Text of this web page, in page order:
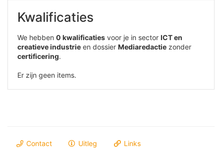
Kwalificaties
We hebben 0 kwalificaties voor je in sector ICT en
creatieve industrie en dossier Mediaredactie zonder
certificering.
Er zijn geen items.
Contact Uitleg Links